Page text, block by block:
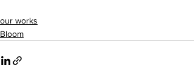
our works
Bloom